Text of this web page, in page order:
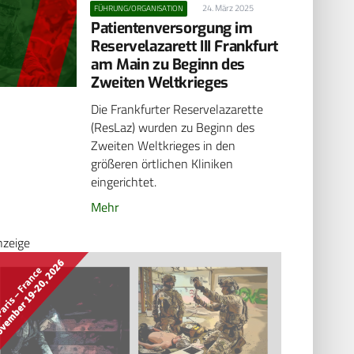
FÜHRUNG/ORGANISATION 24. März 2025
Patientenversorgung im
Reservelazarett III Frankfurt
am Main zu Beginn des
Zweiten Weltkrieges
Die Frankfurter Reservelazarette
(ResLaz) wurden zu Beginn des
Zweiten Weltkrieges in den
größeren örtlichen Kliniken
eingerichtet.
Mehr